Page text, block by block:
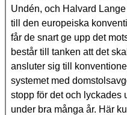
Undén, och Halvard
till den europeiska
får de snart ge upp det
består till tanken att det
ansluter sig till
systemet med
stopp för det och lyckades
under bra många år. Här